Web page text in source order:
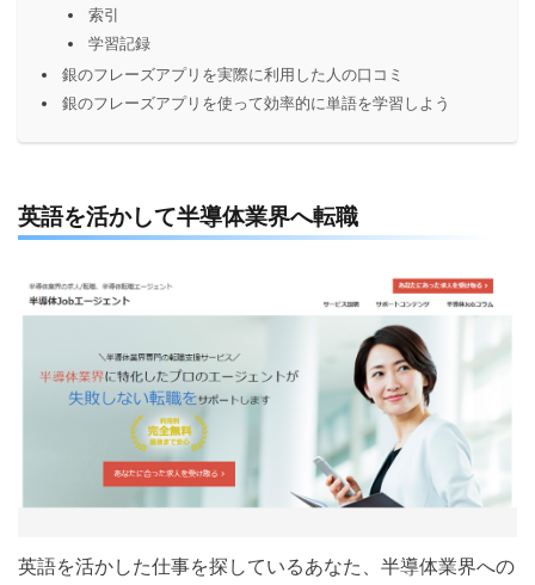
索引
学習記録
銀のフレーズアプリを実際に利用した人の口コミ
銀のフレーズアプリを使って効率的に単語を学習しよう
英語を活かして半導体業界へ転職
英語を活かした仕事を探しているあなた、半導体業界への